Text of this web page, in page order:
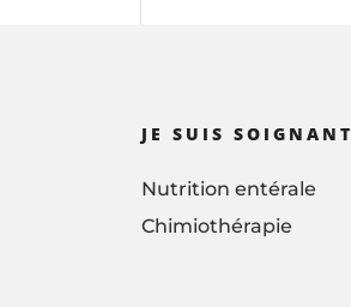
JE SUIS SOIGNANT
Nutrition entérale
Chimiothérapie